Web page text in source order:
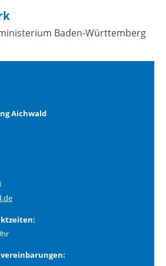
Baden-Württemberg
Aichwald